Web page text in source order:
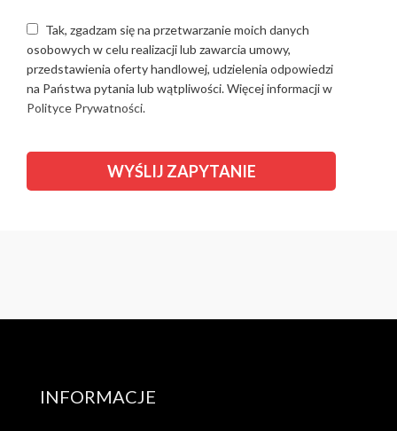
Tak, zgadzam się na przetwarzanie moich danych
osobowych w celu realizacji lub zawarcia umowy,
przedstawienia oferty handlowej, udzielenia odpowiedzi
na Państwa pytania lub wątpliwości. Więcej informacji w
Polityce Prywatności.
INFORMACJE